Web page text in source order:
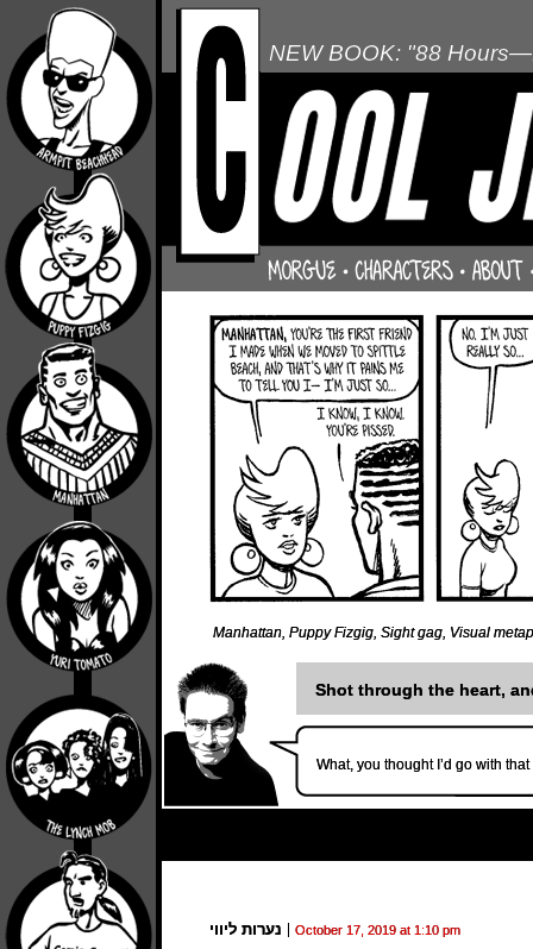
NEW BOOK: "88
Manhattan, Puppy Fizgig, Sight gag, Visual
Shot through the heart,
What, you thought I’d go with
נערות ליווי
October 17, 2019 at 1:10 pm